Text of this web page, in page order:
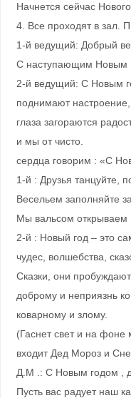
Начнется сейчас
4. Все проходят в зал.
1-й ведущий: Добрый
С наступающим Новым
2-й ведущий: С Новым
поднимают настроение,
глаза загораются
и мы от чисто.
сердца говорим : «С
1-й : Друзья танцуйте,
Весельем заполняйте
Мы вальсом открываем
2-й : Новый год – это
чудес, волшебства,
Сказки, они
доброму и неприязнь
коварному и злому.
(Гаснет свет и на фоне
входит Дед Мороз и
Д.М .: С Новым годом ,
Пусть вас радует наш